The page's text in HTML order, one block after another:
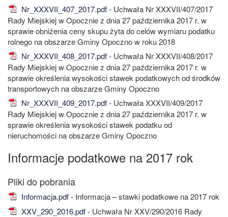
Nr_XXXVII_407_2017.pdf- Uchwała Nr XXXVII/407/2017
Rady Miejskiej w Opocznie z dnia 27 października 2017 r. w
sprawie obniżenia ceny skupu żyta do celów wymiaru podatku
rolnego na obszarze Gminy Opoczno w roku 2018
Nr_XXXVII_408_2017.pdf- Uchwała Nr XXXVII/408/2017
Rady Miejskiej w Opocznie z dnia 27 października 2017 r. w
sprawie określenia wysokości stawek podatkowych od środków
transportowych na obszarze Gminy Opoczno
Nr_XXXVII_409_2017.pdf- Uchwała XXXVII/409/2017
Rady Miejskiej w Opocznie z dnia 27 października 2017 r. w
sprawie określenia wysokości stawek podatku od
nieruchomości na obszarze Gminy Opoczno
Informacje podatkowe na 2017 rok
Informacja.pdf- Informacja – stawki podatkowe na 2017 rok
XXV_290_2016.pdf- Uchwała Nr XXV/290/2016 Rady